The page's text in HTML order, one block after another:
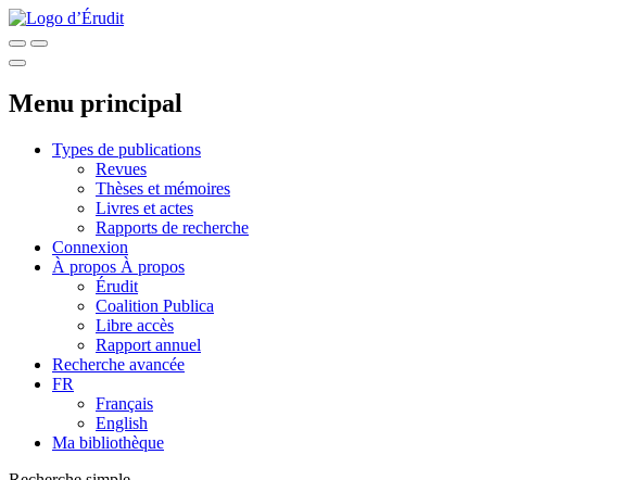
Menu principal
Types de publications
Revues
Thèses et mémoires
Livres et actes
Rapports de recherche
Connexion
À propos À propos
Érudit
Coalition Publica
Libre accès
Rapport annuel
Recherche avancée
FR
Français
English
Ma bibliothèque